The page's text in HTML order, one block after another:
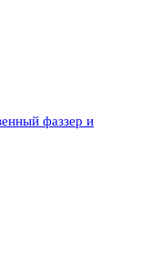
фаззер и